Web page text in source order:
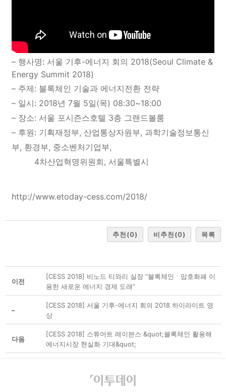
– 행사명: 서울 기후-에너지 회의 2018(Seoul Climate &
Energy Summit 2018)
– 주제: 블록체인 기술과 에너지전환 전략
– 일시: 2018년 7월 5일(목) 08:30~18:00
– 장소: 서울 포시즌스호텔 3층 그랜드볼룸
– 후원: 기획재정부, 산업통상자원부, 과학기술정보통신
부, 환경부, 중소벤처기업부,
4차산업혁명위원회, 서울특별시
http://www.etoday-cess.com/2018/
추천(0) 비추천(0) 목록
이전
[CESS 2018] 비노드 티와리 실장 “블록체인ㆍ암호화폐 이
용한 새로운 에너지 경제 도래”
–
[CESS 2018] 서울 기후-에너지 회의 2018 하이라이트 영
상
다음
[CESS 2018] 스튜어트 레이븐스 &quot;블록체인 활용해
에너지시장 현실화 기대&quot;